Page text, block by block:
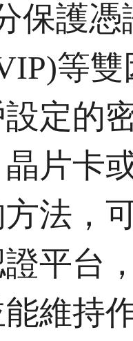
保護憑
等
定的
片卡
法，
平台
維持